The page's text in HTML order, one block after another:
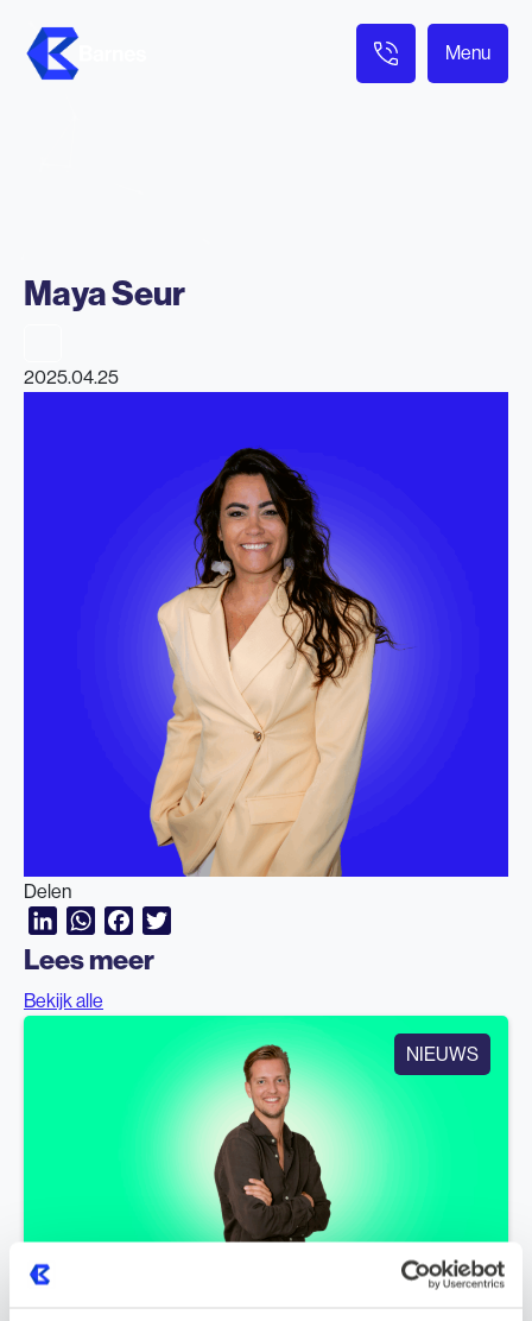
Menu
Maya Seur
2025.04.25
Delen
LinkedInWhatsAppFacebook
Lees meer
Bekijk alle
NIEUWS
Van Junior tot Teamlead: Hoe Vigo in 2 jaar